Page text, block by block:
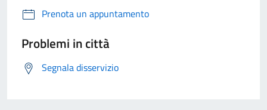
Prenota un appuntamento
Problemi in città
Segnala disservizio